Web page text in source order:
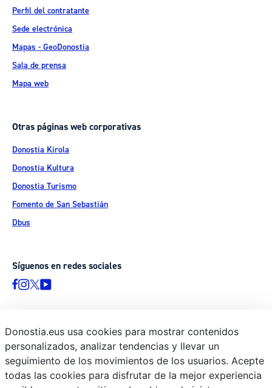
Perfil del contratante
Sede electrónica
Mapas - GeoDonostia
Sala de prensa
Mapa web
Otras páginas web corporativas
Donostia Kirola
Donostia Kultura
Donostia Turismo
Fomento de San Sebastián
Dbus
Síguenos en redes sociales
© Donostiako Udala - Ayuntamiento de Donostia / San Sebastián
Ijentea 1, 20003 Donostia / San Sebastián
Aviso legal
Donostia.eus usa cookies para mostrar contenidos
personalizados, analizar tendencias y llevar un
seguimiento de los movimientos de los usuarios. Acepte
todas las cookies para disfrutar de la mejor experiencia